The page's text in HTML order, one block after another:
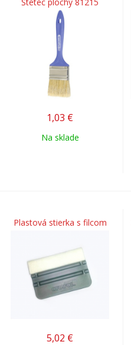
1,03 €
Na sklade
Plastová stierka s filcom
5,02 €